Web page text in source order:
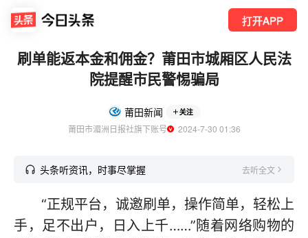
打开APP
刷单能返本金和佣金？莆田市城厢区人民法
院提醒市民警惕骗局
莆田新闻 关注
莆田市湄洲日报社旗下账号
  2024-7-30 01:36
头条听资讯，时事尽掌握 去听全文
“正规平台，诚邀刷单，操作简单，轻松上
手，足不出户，日入上千……”随着网络购物的